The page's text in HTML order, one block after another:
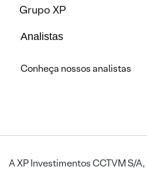
Grupo XP
Analistas
Conheça nossos analistas
A XP Investimentos CCTVM S/